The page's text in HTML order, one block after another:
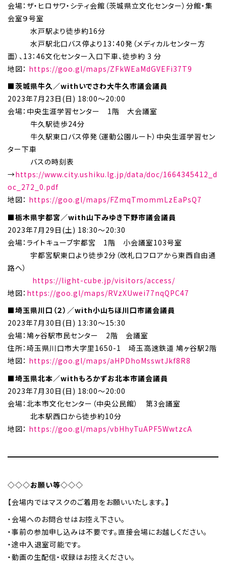
会場：ザ・ヒロサワ・シティ会館（茨城県立文化センター）分館・集
会室９号室
水戸駅より徒歩約16分
水戸駅北口バス停より13：40発（メディカルセンター方
面）、13：46文化センター入口下車、徒歩約 3 分
地図： https://goo.gl/maps/ZFkWEaMdGVEFi37T9
■茨城県牛久／withいでさわ大牛久市議会議員
2023年7月23日(日) 18:00～20:00
会場：中央生涯学習センター 1階 大会議室
牛久駅徒歩24分
牛久駅東口バス停発（運動公園ルート）中央生涯学習セン
ター下車
バスの時刻表
→https://www.city.ushiku.lg.jp/data/doc/1664345412_d
oc_272_0.pdf
地図： https://goo.gl/maps/FZmqTmommLzEaPsQ7
■栃木県宇都宮／with山下みゆき下野市議会議員
2023年7月29日(土) 18:30～20:30
会場：ライトキューブ宇都宮 1階 小会議室103号室
宇都宮駅東口より徒歩2分（改札口フロアから東西自由通
路へ）
https://light-cube.jp/visitors/access/
地図： https://goo.gl/maps/RVzXUwei77nqQPC47
■埼玉県川口（２）／with小山ちほ川口市議会議員
2023年7月30日(日) 13:30～15:30
会場：鳩ヶ谷駅市民センター 2階 会議室
住所：埼玉県川口市大字里1650-1 埼玉高速鉄道 鳩ヶ谷駅2階
地図： https://goo.gl/maps/aHPDhoMsswtJkf8R8
■埼玉県北本／withもろかずお北本市議会議員
2023年7月30日(日) 18:00～20:00
会場：北本市文化センター（中央公民館） 第3会議室
北本駅西口から徒歩約10分
地図： https://goo.gl/maps/vbHhyTuAPF5WwtzcA
◇◇◇お願い等◇◇◇
【会場内ではマスクのご着用をお願いいたします。】
・会場へのお問合せはお控え下さい。
・事前の参加申し込みは不要です。直接会場にお越しください。
・途中入退室可能です。
・動画の生配信・収録はお控えください。